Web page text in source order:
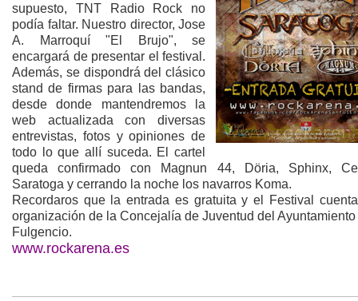
supuesto, TNT Radio Rock no
podía faltar. Nuestro director, Jose
A. Marroquí "El Brujo", se
encargará de presentar el festival.
Además, se dispondrá del clásico
stand de firmas para las bandas,
desde donde mantendremos la
web actualizada con diversas
entrevistas, fotos y opiniones de
todo lo que allí suceda. El cartel
queda confirmado con Magnun 44, Döria, Sphinx,
Saratoga y cerrando la noche los navarros Koma.
Recordaros que la entrada es gratuita y el Festival
organización de la Concejalía de Juventud del
Fulgencio.
www.rockarena.es